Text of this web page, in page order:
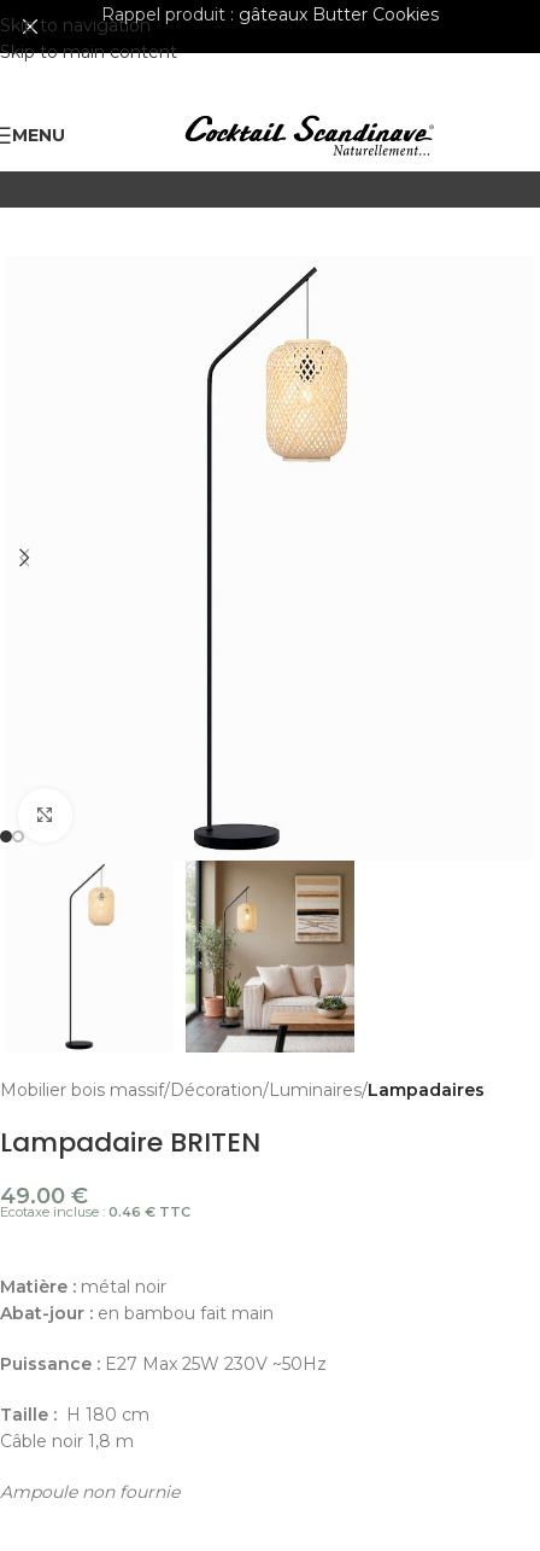
Skip to navigation
Skip to main content
Rappel produit : gâteaux Butter Cookies
MENU
Mobilier bois massif Décoration Luminaires Lampadaires
Lampadaire BRITEN
49.00 €
Ecotaxe incluse : 0.46 € TTC
Matière : métal noir
Abat-jour : en bambou fait main
Puissance : E27 Max 25W 230V ~50Hz
Taille : H 180 cm
Câble noir 1,8 m
Ampoule non fournie